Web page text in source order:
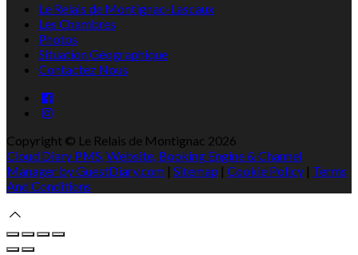
Le Relais de Montignac-Lascaux
Les Chambres
Photos
Situation Géographique
Contactez Nous
Copyright © Le Relais de Montignac 2026
Cloud Diary PMS, Website, Booking Engine & Channel
Manager by GuestDiary.com | Sitemap | Cookie Policy | Terms
And Conditions